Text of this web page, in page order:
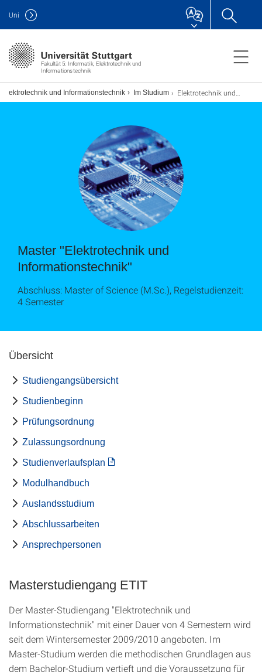
Fakultät 5: Informatik, Elektrotechnik und
Informationstechnik
Uni
Elektrotechnik und Informationstechnik Im Studium Elektrotechnik und Informationstechnik (Master)
Master "Elektrotechnik und
Informationstechnik"
Abschluss: Master of Science (M.Sc.), Regelstudienzeit:
4 Semester
Übersicht
Studiengangsübersicht
Studienbeginn
Prüfungsordnung
Zulassungsordnung
Studienverlaufsplan
Modulhandbuch
Auslandsstudium
Abschlussarbeiten
Ansprechpersonen
Masterstudiengang ETIT
Der Master-Studiengang "Elektrotechnik und
Informationstechnik" mit einer Dauer von 4 Semestern wird
seit dem Wintersemester 2009/2010 angeboten. Im
Master-Studium werden die methodischen Grundlagen aus
dem Bachelor-Studium vertieft und die Voraussetzung für